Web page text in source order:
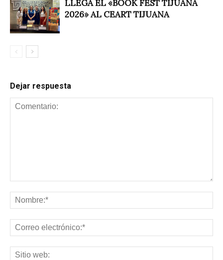
LLEGA EL «BOOK FEST TIJUANA
2026» AL CEART TIJUANA
Dejar respuesta